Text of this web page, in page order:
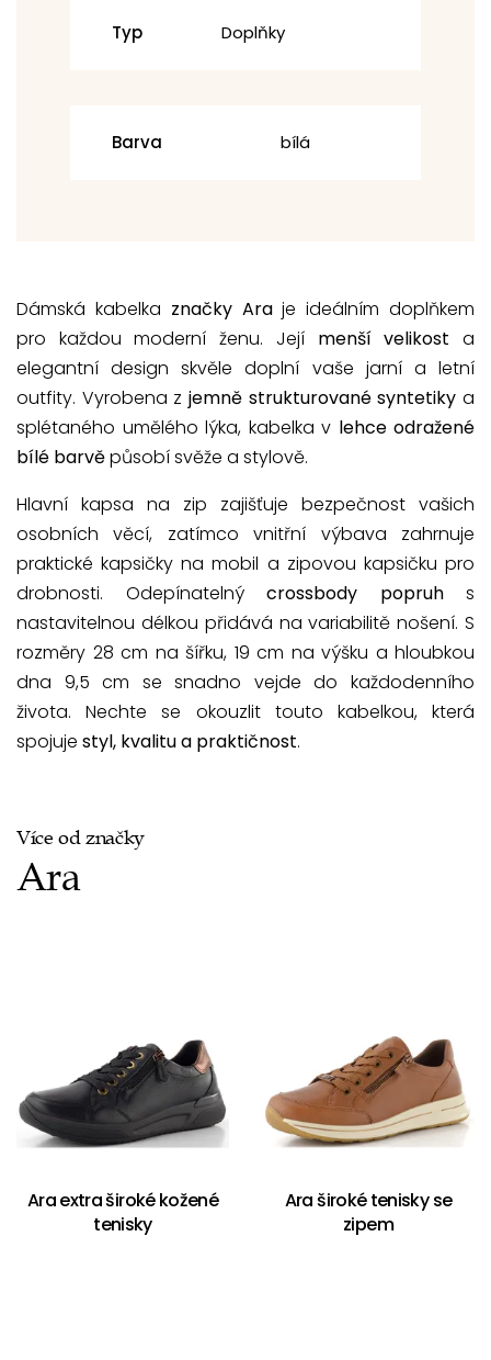
Typ Doplňky
Barva bílá
Dámská kabelka značky Araje ideálním doplňkem
pro každou moderní ženu. Její menší velikost a
elegantní design skvěle doplní vaše jarní a letní
outfity. Vyrobena z jemně strukturované syntetiky a
splétaného umělého lýka, kabelka v lehce odražené
bílé barvěpůsobí svěže a stylově.
Hlavní kapsa na zip zajišťuje bezpečnost vašich
osobních věcí, zatímco vnitřní výbava zahrnuje
praktické kapsičky na mobil a zipovou kapsičku pro
drobnosti. Odepínatelný crossbody popruhs
nastavitelnou délkou přidává na variabilitě nošení. S
rozměry 28 cm na šířku, 19 cm na výšku a hloubkou
dna 9,5 cm se snadno vejde do každodenního
života. Nechte se okouzlit touto kabelkou, která
spojuje styl, kvalitu a praktičnost.
Více od značky
Ara
Ara extra široké kožené
tenisky
Ara široké tenisky se
zipem